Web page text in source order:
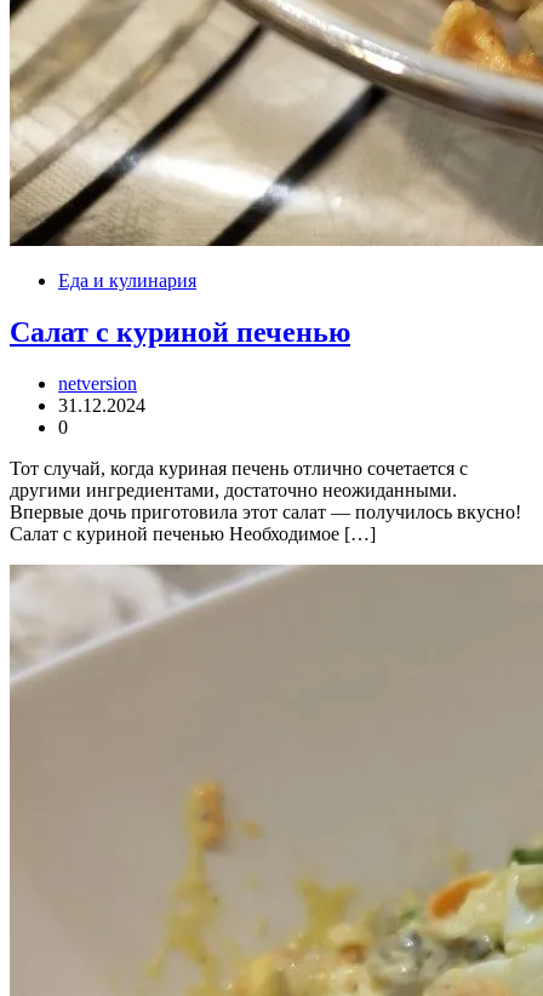
Еда и кулинария
Салат с куриной печенью
netversion
31.12.2024
0
Тот случай, когда куриная печень отлично сочетается с
другими ингредиентами, достаточно неожиданными.
Впервые дочь приготовила этот салат — получилось вкусно!
Салат с куриной печенью Необходимое […]